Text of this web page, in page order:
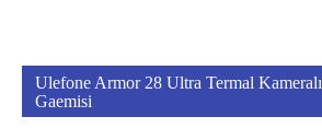
Ulefone Armor 28 Ultra Termal
Gaemisi